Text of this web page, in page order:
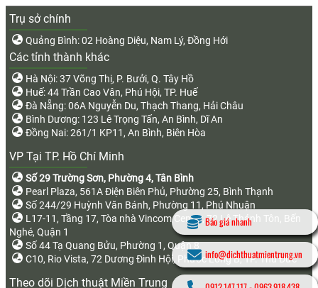
Trụ sở chính
Quảng Bình: 02 Hoàng Diệu, Nam Lý, Đồng Hới
Các tỉnh thành khác
Hà Nội: 37 Võng Thị, P. Bưởi, Q. Tây Hồ
Huế: 44 Trần Cao Vân, Phú Hội, TP. Huế
Đà Nẵng: 06A Nguyễn Du, Thạch Thang, Hải Châu
Bình Dương: 123 Lê Trọng Tấn, An Bình, Dĩ An
Đồng Nai: 261/1 KP11, An Bình, Biên Hòa
VP Tại TP. Hồ Chí Minh
Số 29 Trường Sơn, Phường 4, Tân Bình
Pearl Plaza, 561A Điện Biên Phủ, Phường 25, Bình Thạnh
Số 244/29 Huỳnh Văn Bánh, Phường 11, Phú Nhuận
L17-11, Tầng 17, Tòa nhà Vincom Center, 72 Lê Thánh Tôn, Bến
Nghé, Quận 1
Số 44 Tạ Quang Bửu, Phường 1, Quận 8
C10, Rio Vista, 72 Dương Đình Hội, Phước Long B, TP. Thủ Đức
Theo dõi Dịch thuật Miền Trung
Báo giá nhanh
info@dichthuatmientrung.vn